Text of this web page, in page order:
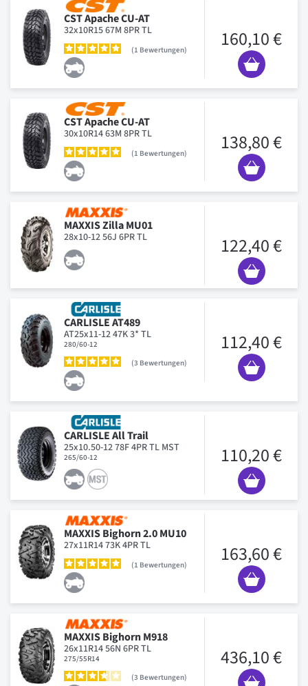
CST Apache CU-AT
32x10R15 67M 8PR TL
1 Bewertungen 160,10 €
CST Apache CU-AT
30x10R14 63M 8PR TL
1 Bewertungen 138,80 €
MAXXIS Zilla MU01
28x10-12 56J 6PR TL 122,40 €
CARLISLE AT489
AT25x11-12 47K 3* TL
280/60-12
3 Bewertungen
112,40 €
CARLISLE All Trail
25x10.50-12 78F 4PR TL MST
265/60-12 110,20 €
MAXXIS Bighorn 2.0 MU10
27x11R14 73K 4PR TL
1 Bewertungen 163,60 €
MAXXIS Bighorn M918
26x11R14 56N 6PR TL
275/55R14
3 Bewertungen
436,10 €